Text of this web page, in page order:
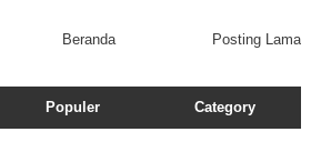
Posting Lama
Beranda
Populer Category